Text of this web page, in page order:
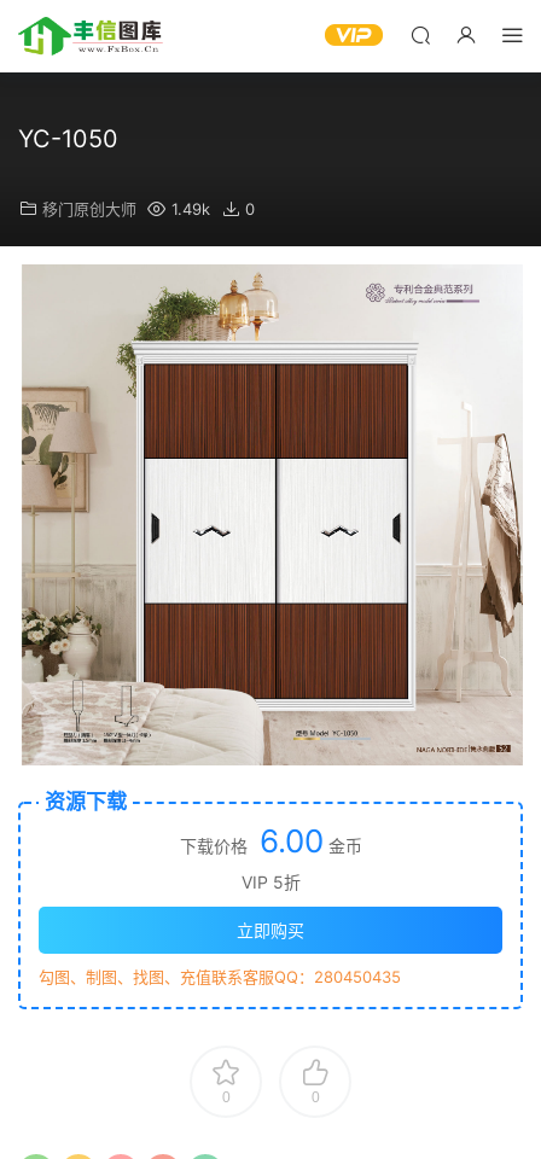
YC-1050
移门原创大师 1.49k 0
资源下载
下载价格 6.00 金币
VIP 5折
立即购买
勾图、制图、找图、充值联系客服QQ：280450435
0 0